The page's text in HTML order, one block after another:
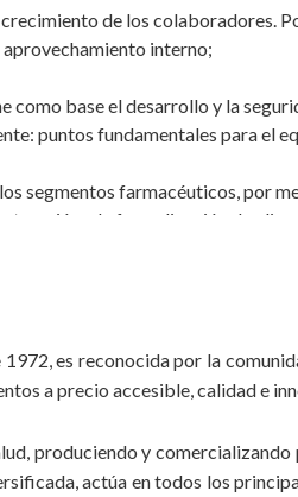
de los colaboradores.
interno;
como base el desarrollo y la
puntos fundamentales para el
segmentos farmacéuticos, por
y la formalización de
el comportamiento de nuestros
realizadas en la empresa y en su
Para ello, establecimos
y demás públicos;
es reconocida por la
a precio accesible, calidad e
produciendo y
actúa en todos los